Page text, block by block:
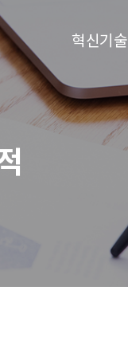
혁신기술